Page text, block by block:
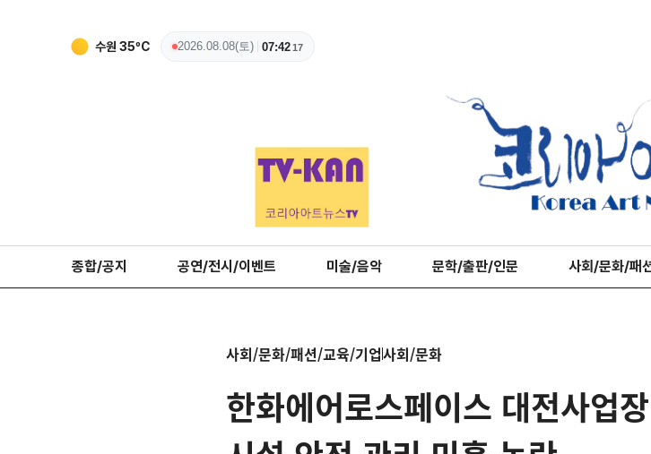
수원 35ºC 2026.08.08(토) 07:4218
종합/공지 공연/전시/이벤트 미술/음악 문학/출판/인문 사회/문화/패
사회/문화/패션/교육/기업사회/문화
한화에어로스페이스 대전사업